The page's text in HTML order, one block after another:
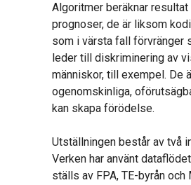
Algoritmer beräknar resultat
prognoser, de är liksom
som i värsta fall förvränger
leder till diskriminering av
människor, till exempel. De
ogenomskinliga,
kan skapa förödelse.
Utställningen består av två
Verken har använt
ställs av FPA, TE-byrån